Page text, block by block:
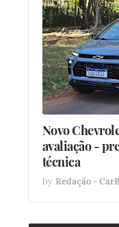
Novo
avaliação -
técnica
by Redação -